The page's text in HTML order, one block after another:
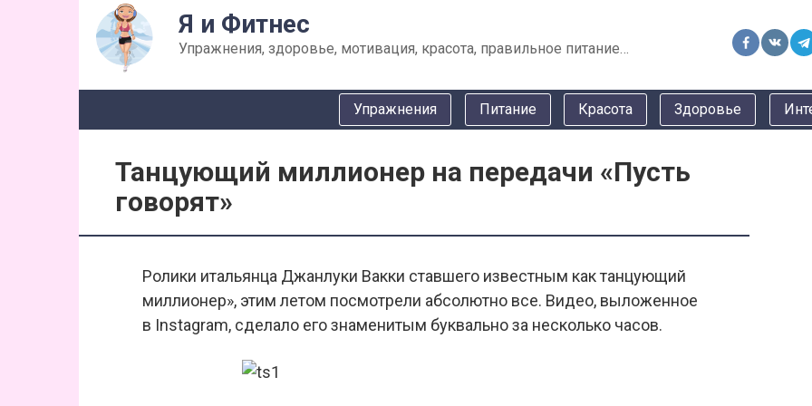
Я и Фитнес
Упражнения, здоровье, мотивация, красота, правильное питание…
Упражнения Питание Красота Здоровье
Танцующий миллионер на передачи «Пусть
говорят»
Ролики итальянца Джанлуки Вакки ставшего известным как танцующий
миллионер», этим летом посмотрели абсолютно все. Видео, выложенное
в Instagram, сделало его знаменитым буквально за несколько часов.